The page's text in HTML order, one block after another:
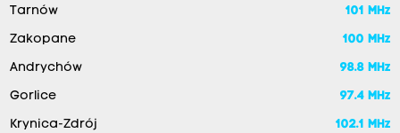
Tarnów 101 MHz
Zakopane 100 MHz
Andrychów 98.8 MHz
Gorlice 97.4 MHz
Krynica-Zdrój 102.1 MHz